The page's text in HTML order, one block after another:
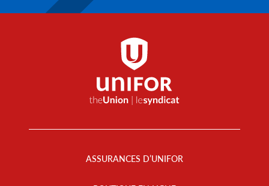
ASSURANCES D’UNIFOR